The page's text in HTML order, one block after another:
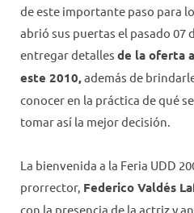
de este importante paso para
abrió sus puertas el pasado 07
entregar detalles de la oferta
este 2010,además de
conocer en la práctica de qué
tomar así la mejor decisión.
La bienvenida a la Feria UDD
prorrector, Federico Valdés
con la presencia de la actriz y